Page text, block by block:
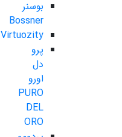
بوسنر
Bossner
Virtuozity
پرو
دل
اورو
PURO
DEL
ORO